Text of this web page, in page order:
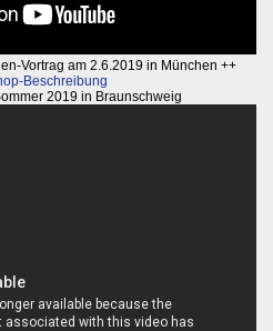
Vortrag am 2.6.2019 in München ++
Beschreibung
2019 in Braunschweig